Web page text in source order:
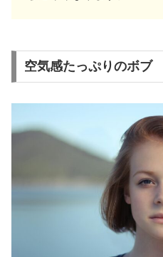
空気感たっぷりのボブ